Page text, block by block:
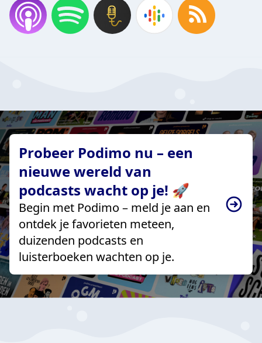
Probeer Podimo nu – een
nieuwe wereld van
podcasts wacht op je! 🚀
Begin met Podimo – meld je aan en
ontdek je favorieten meteen,
duizenden podcasts en
luisterboeken wachten op je.